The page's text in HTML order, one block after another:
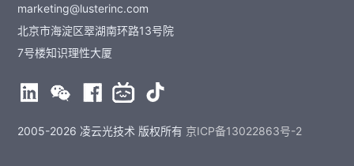
marketing@lusterinc.com
北京市海淀区翠湖南环路13号院
7号楼知识理性大厦
2005-2026 凌云光技术 版权所有 京ICP备13022863号-2